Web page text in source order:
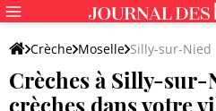
Crèche Moselle Silly-sur-Nied
Crèches à Silly-sur-
crèches dans votre